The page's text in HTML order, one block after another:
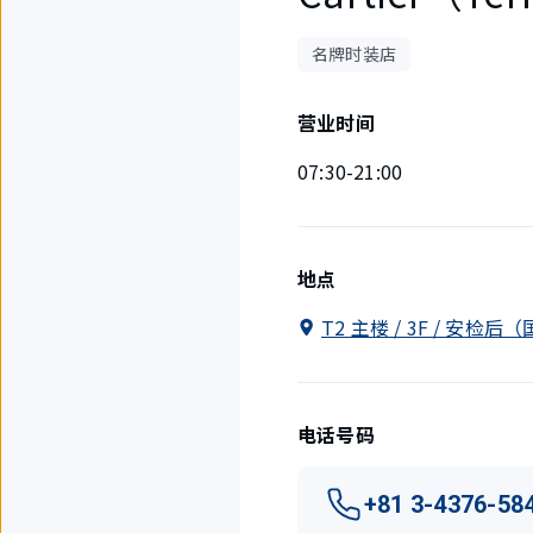
名牌时装店
营业时间
07:30-21:00
地点
T2 主楼 / 3F / 安检后（
电话号码
+81 3-4376-